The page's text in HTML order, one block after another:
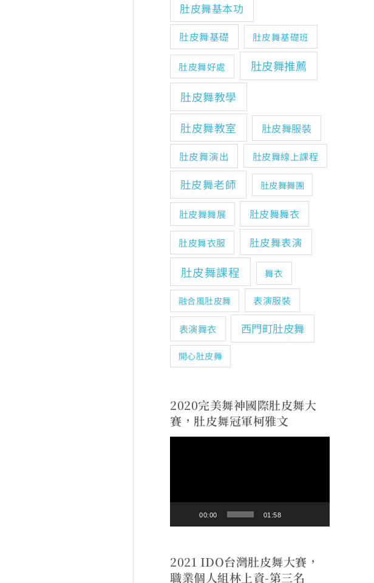
肚皮舞基本功
肚皮舞基礎 肚皮舞基礎班
肚皮舞好處
肚皮舞推薦
肚皮舞教學
肚皮舞教室
肚皮舞服裝
肚皮舞演出 肚皮舞線上課程
肚皮舞老師 肚皮舞舞團
肚皮舞舞展 肚皮舞舞衣
肚皮舞衣服 肚皮舞表演
肚皮舞課程 舞衣
融合風肚皮舞 表演服裝
表演舞衣 西門町肚皮舞
開心肚皮舞
2020完美舞神國際肚皮舞大
賽，肚皮舞冠軍柯雅文
放
器
00:00 01:58
2021 IDO台灣肚皮舞大賽，
職業個人組林上資-第三名